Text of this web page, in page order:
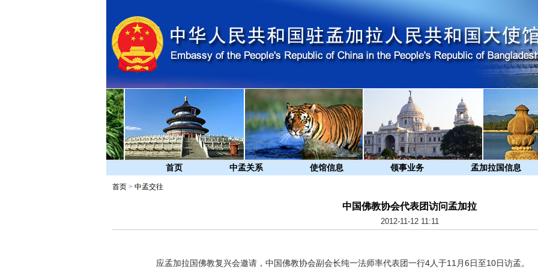
首页 中孟关系 使馆信息 领事业务 孟加拉国信息
首页> 中孟交往
中国佛教协会代表团访问孟加拉
2012-11-12 11:11
应孟加拉国佛教复兴会邀请，中国佛教协会副会长纯一法师率代表团一行4人于11 月6日至10日访孟。